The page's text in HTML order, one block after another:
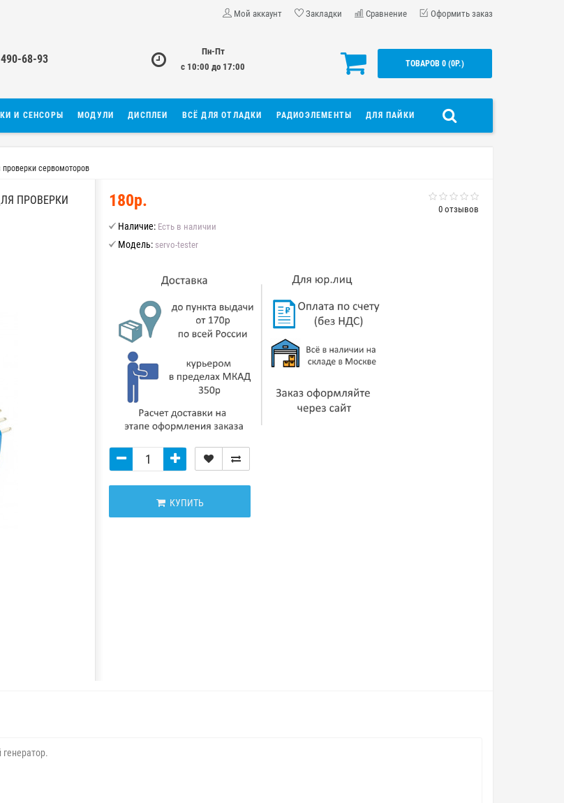
Мой аккаунт Закладки Сравнение Оформить заказ
68-93
Пн-Пт
с 10:00 до 17:00
ТОВАРОВ 0 (0Р.)
И СЕНСОРЫ МОДУЛИ ДИСПЛЕИ ВСЁ ДЛЯ ОТЛАДКИ РАДИОЭЛЕМЕНТЫ ДЛЯ ПАЙКИ
проверки сервомоторов
ПРОВЕРКИ
0 отзывов
180р.
Наличие: Есть в наличии
Модель: servo-tester
КУПИТЬ